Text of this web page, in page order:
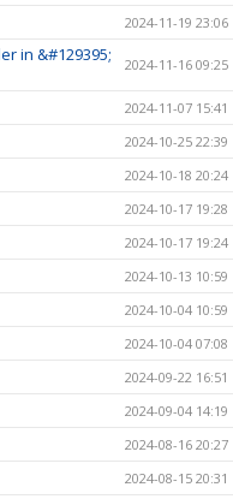
2024-11-19 23:06
in &#129395;
2024-11-16 09:25
2024-11-07 15:41
2024-10-25 22:39
2024-10-18 20:24
2024-10-17 19:28
2024-10-17 19:24
2024-10-13 10:59
2024-10-04 10:59
2024-10-04 07:08
2024-09-22 16:51
2024-09-04 14:19
2024-08-16 20:27
2024-08-15 20:31